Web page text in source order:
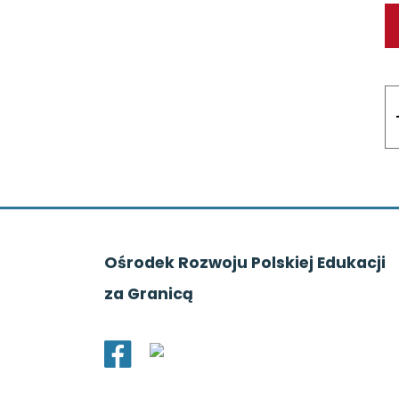
Ośrodek Rozwoju Polskiej Edukacji
za Granicą